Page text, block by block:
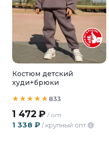
Костюм детский
худи+брюки
833
1 472 ₽ / опт
1 338 ₽ / крупный опт i